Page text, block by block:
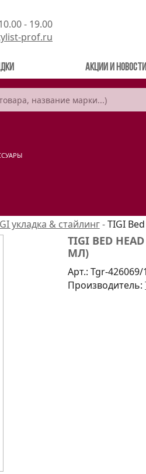
- 19.00
prof.ru
Акции и новости
укладка & стайлинг-TIGI
TIGI BED
МЛ)
Арт.: Tgr-426069/
Производитель: